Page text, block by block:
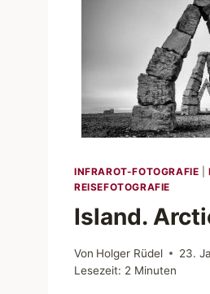
INFRAROT-FOTOGRAFIE |
REISEFOTOGRAFIE
Island.
Von Holger Rüdel
23.
Lesezeit: 2 Minuten